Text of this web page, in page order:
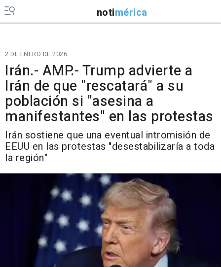
notimérica
2 DE ENERO DE 2026
Irán.- AMP.- Trump advierte a
Irán de que "rescatará" a su
población si "asesina a
manifestantes" en las protestas
Irán sostiene que una eventual intromisión de
EEUU en las protestas "desestabilizaría a toda
la región"